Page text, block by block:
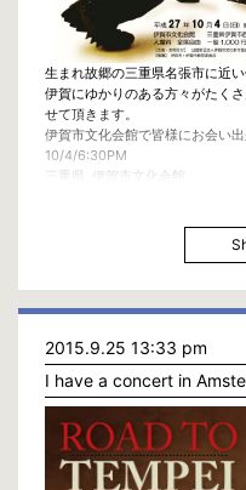
生まれ故郷の三重県名張市に近
伊賀にゆかりのある方々がたく
せて頂きます。
伊賀市文化会館で皆様にお会い
10/4/6:30PM
三重県, 伊賀市文化会館
伊賀文化都市協会 : 0595-22-
2015.9.25 13:33 pm
I have a concert in